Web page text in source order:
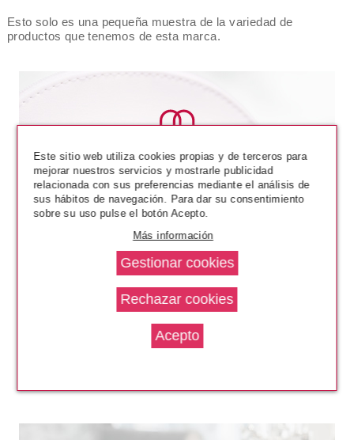
Esto solo es una pequeña muestra de la variedad de
productos que tenemos de esta marca.
Este sitio web utiliza cookies propias y de terceros para
mejorar nuestros servicios y mostrarle publicidad
relacionada con sus preferencias mediante el análisis de
sus hábitos de navegación. Para dar su consentimiento
sobre su uso pulse el botón Acepto.
Más información